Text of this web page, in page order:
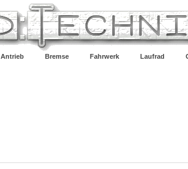
Antrieb Bremse Fahrwerk Laufrad